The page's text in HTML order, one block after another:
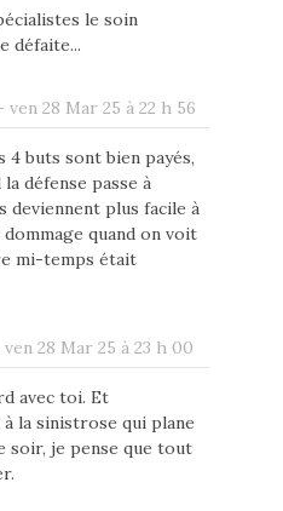
le soin
défaite...
ven 28 Mar 25 à 22 h 56
4 buts sont bien payés,
défense passe à
deviennent plus facile à
quand on voit
mi-temps était
ven 28 Mar 25 à 23 h 00
avec toi. Et
la sinistrose qui plane
soir, je pense que tout